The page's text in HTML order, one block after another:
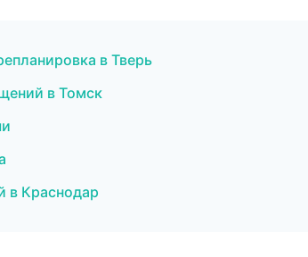
в Тверь
в Томск
в Краснодар